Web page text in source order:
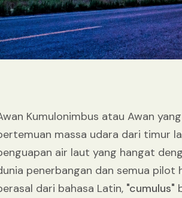
Kumulonimbus atau Awan
massa udara dari timur
air laut yang hangat
penerbangan dan semua pilot
dari bahasa Latin, "cumulus"